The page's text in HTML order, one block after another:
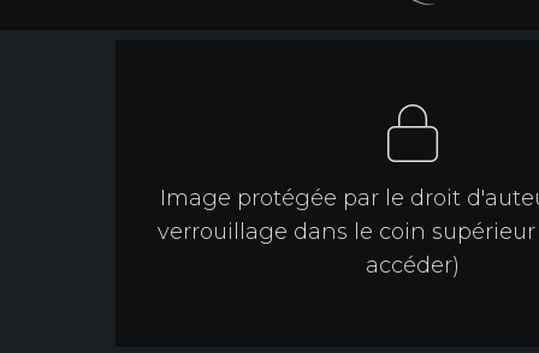
Image protégée par le droit
verrouillage dans le coin
accéder)